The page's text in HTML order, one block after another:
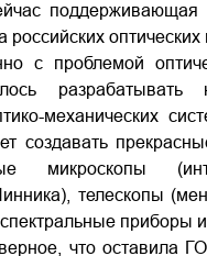
поддерживающая
российских оптических
с проблемой
разрабатывать
механических
создавать
микроскопы
телескопы
приборы и
что оставила